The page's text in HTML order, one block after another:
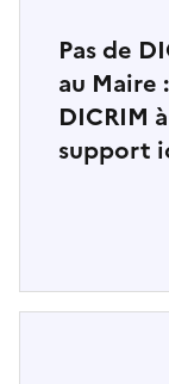
Pas de
au
DICRIM
support